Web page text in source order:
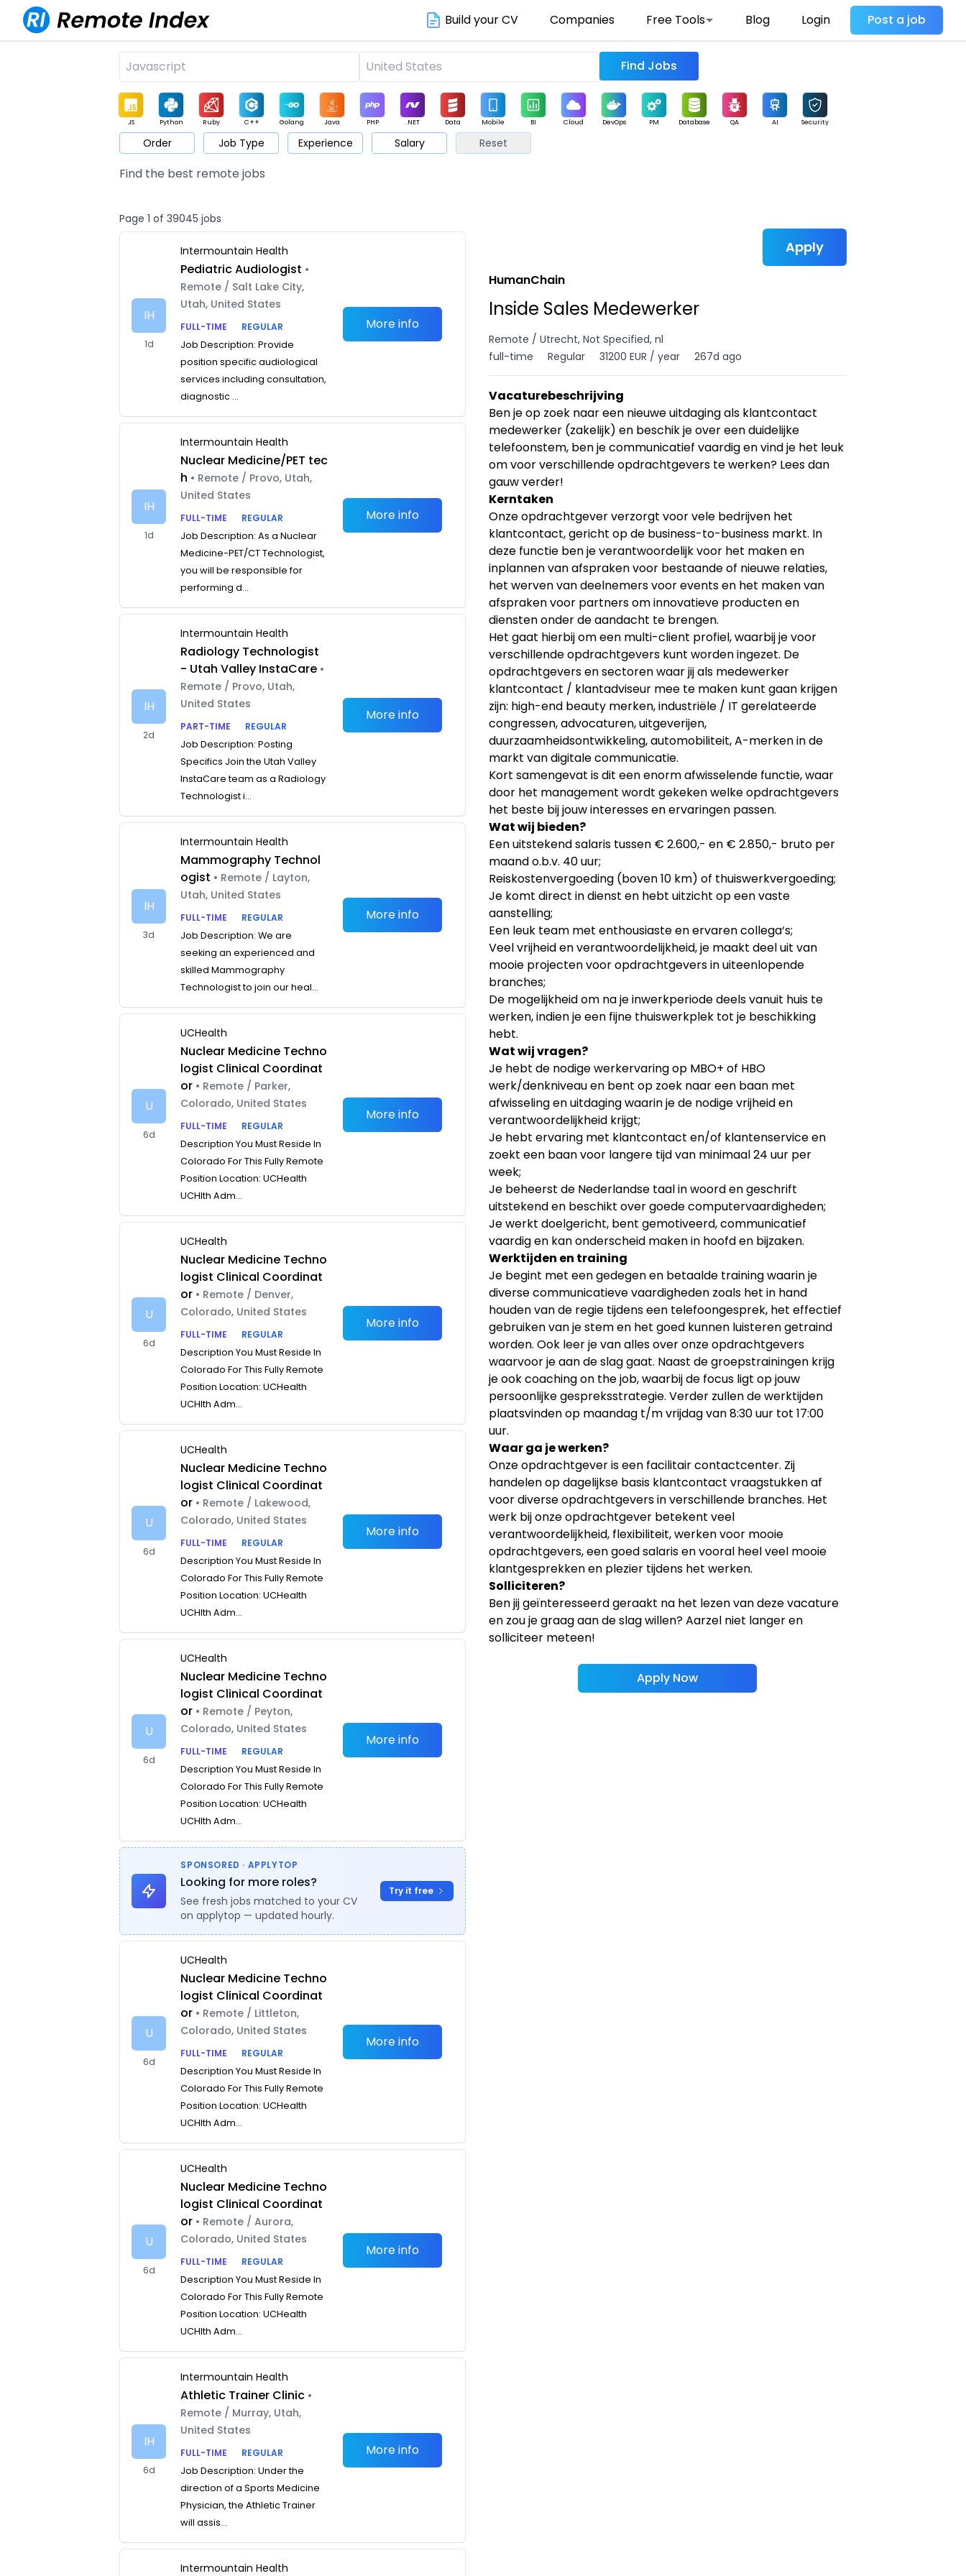
Build your CV Companies Free Tools Blog Login Post a job
Find Jobs
JS Python Ruby C++ Golang Java PHP .NET Data Mobile BI Cloud DevOps PM Database QA AI Security
Game Web3 UI / UX Architect Product Marketing Support Sales
Order Job Type Experience Salary Reset
Find the best remote jobs
Page 1 of 39045 jobs
IH
1d
Intermountain Health
Pediatric Audiologist •
Remote / Salt Lake City,
Utah, United States
FULL-TIME
REGULAR
Job Description: Provide
position specific audiological
services including consultation,
diagnostic ...
More info
IH
1d
Intermountain Health
Nuclear Medicine/PET tec
h • Remote / Provo, Utah,
United States
FULL-TIME
REGULAR
Job Description: As a Nuclear
Medicine-PET/CT Technologist,
you will be responsible for
performing d...
More info
IH
2d
Intermountain Health
Radiology Technologist
- Utah Valley InstaCare •
Remote / Provo, Utah,
United States
PART-TIME
REGULAR
Job Description: Posting
Specifics Join the Utah Valley
InstaCare team as a Radiology
Technologist i...
More info
IH
3d
Intermountain Health
Mammography Technol
ogist • Remote / Layton,
Utah, United States
FULL-TIME
REGULAR
Job Description: We are
seeking an experienced and
skilled Mammography
Technologist to join our heal...
More info
U
6d
UCHealth
Nuclear Medicine Techno
logist Clinical Coordinat
or • Remote / Parker,
Colorado, United States
FULL-TIME
REGULAR
Description You Must Reside In
Colorado For This Fully Remote
Position Location: UCHealth
UCHlth Adm...
More info
U
6d
UCHealth
Nuclear Medicine Techno
logist Clinical Coordinat
or • Remote / Denver,
Colorado, United States
FULL-TIME
REGULAR
Description You Must Reside In
Colorado For This Fully Remote
Position Location: UCHealth
UCHlth Adm...
More info
U
6d
UCHealth
Nuclear Medicine Techno
logist Clinical Coordinat
or • Remote / Lakewood,
Colorado, United States
FULL-TIME
REGULAR
Description You Must Reside In
Colorado For This Fully Remote
Position Location: UCHealth
UCHlth Adm...
More info
U
6d
UCHealth
Nuclear Medicine Techno
logist Clinical Coordinat
or • Remote / Peyton,
Colorado, United States
FULL-TIME
REGULAR
Description You Must Reside In
Colorado For This Fully Remote
Position Location: UCHealth
UCHlth Adm...
More info
SPONSORED · APPLYTOP
Looking for more roles?
See fresh jobs matched to your CV
on applytop — updated hourly.
Try it free
U
6d
UCHealth
Nuclear Medicine Techno
logist Clinical Coordinat
or • Remote / Littleton,
Colorado, United States
FULL-TIME
REGULAR
Description You Must Reside In
Colorado For This Fully Remote
Position Location: UCHealth
UCHlth Adm...
More info
U
6d
UCHealth
Nuclear Medicine Techno
logist Clinical Coordinat
or • Remote / Aurora,
Colorado, United States
FULL-TIME
REGULAR
Description You Must Reside In
Colorado For This Fully Remote
Position Location: UCHealth
UCHlth Adm...
More info
IH
6d
Intermountain Health
Athletic Trainer Clinic •
Remote / Murray, Utah,
United States
FULL-TIME
REGULAR
Job Description: Under the
direction of a Sports Medicine
Physician, the Athletic Trainer
will assis...
More info
Intermountain Health
Apply
HumanChain
Inside Sales Medewerker
Remote / Utrecht, Not Specified, nl
full-time
Regular 31200 EUR / year 267d ago
Vacaturebeschrijving
Ben je op zoek naar een nieuwe uitdaging als klantcontact
medewerker (zakelijk) en beschik je over een duidelijke
telefoonstem, ben je communicatief vaardig en vind je het leuk
om voor verschillende opdrachtgevers te werken? Lees dan
gauw verder!
Kerntaken
Onze opdrachtgever verzorgt voor vele bedrijven het
klantcontact, gericht op de business-to-business markt. In
deze functie ben je verantwoordelijk voor het maken en
inplannen van afspraken voor bestaande of nieuwe relaties,
het werven van deelnemers voor events en het maken van
afspraken voor partners om innovatieve producten en
diensten onder de aandacht te brengen.
Het gaat hierbij om een multi-client profiel, waarbij je voor
verschillende opdrachtgevers kunt worden ingezet. De
opdrachtgevers en sectoren waar jij als medewerker
klantcontact / klantadviseur mee te maken kunt gaan krijgen
zijn: high-end beauty merken, industriële / IT gerelateerde
congressen, advocaturen, uitgeverijen,
duurzaamheidsontwikkeling, automobiliteit, A-merken in de
markt van digitale communicatie.
Kort samengevat is dit een enorm afwisselende functie, waar
door het management wordt gekeken welke opdrachtgevers
het beste bij jouw interesses en ervaringen passen.
Wat wij bieden?
Een uitstekend salaris tussen € 2.600,- en € 2.850,- bruto per
maand o.b.v. 40 uur;
Reiskostenvergoeding (boven 10 km) of thuiswerkvergoeding;
Je komt direct in dienst en hebt uitzicht op een vaste
aanstelling;
Een leuk team met enthousiaste en ervaren collega‘s;
Veel vrijheid en verantwoordelijkheid, je maakt deel uit van
mooie projecten voor opdrachtgevers in uiteenlopende
branches;
De mogelijkheid om na je inwerkperiode deels vanuit huis te
werken, indien je een fijne thuiswerkplek tot je beschikking
hebt.
Wat wij vragen?
Je hebt de nodige werkervaring op MBO+ of HBO
werk/denkniveau en bent op zoek naar een baan met
afwisseling en uitdaging waarin je de nodige vrijheid en
verantwoordelijkheid krijgt;
Je hebt ervaring met klantcontact en/of klantenservice en
zoekt een baan voor langere tijd van minimaal 24 uur per
week;
Je beheerst de Nederlandse taal in woord en geschrift
uitstekend en beschikt over goede computervaardigheden;
Je werkt doelgericht, bent gemotiveerd, communicatief
vaardig en kan onderscheid maken in hoofd en bijzaken.
Werktijden en training
Je begint met een gedegen en betaalde training waarin je
diverse communicatieve vaardigheden zoals het in hand
houden van de regie tijdens een telefoongesprek, het effectief
gebruiken van je stem en het goed kunnen luisteren getraind
worden. Ook leer je van alles over onze opdrachtgevers
waarvoor je aan de slag gaat. Naast de groepstrainingen krijg
je ook coaching on the job, waarbij de focus ligt op jouw
persoonlijke gespreksstrategie. Verder zullen de werktijden
plaatsvinden op maandag t/m vrijdag van 8:30 uur tot 17:00
uur.
Waar ga je werken?
Onze opdrachtgever is een facilitair contactcenter. Zij
handelen op dagelijkse basis klantcontact vraagstukken af
voor diverse opdrachtgevers in verschillende branches. Het
werk bij onze opdrachtgever betekent veel
verantwoordelijkheid, flexibiliteit, werken voor mooie
opdrachtgevers, een goed salaris en vooral heel veel mooie
klantgesprekken en plezier tijdens het werken.
Solliciteren?
Ben jij geïnteresseerd geraakt na het lezen van deze vacature
en zou je graag aan de slag willen? Aarzel niet langer en
solliciteer meteen!
Apply Now